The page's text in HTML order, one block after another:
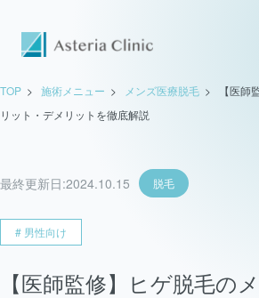
TOP > 施術メニュー > メンズ医療脱毛 >
【医師
リット・デメリットを徹底解説
最終更新日:2024.10.15 脱毛
# 男性向け
【医師監修】ヒゲ脱毛の